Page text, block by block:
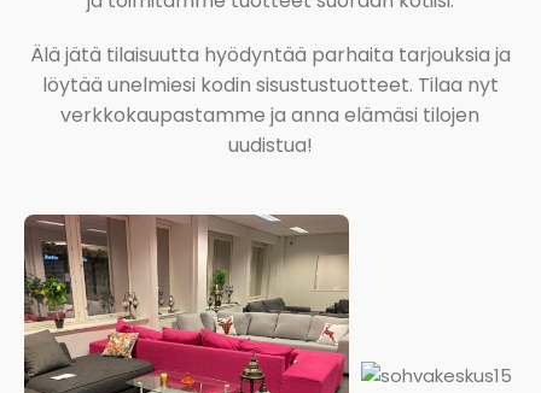
Älä jätä tilaisuutta hyödyntää parhaita tarjouksia ja
löytää unelmiesi kodin sisustustuotteet. Tilaa nyt
verkkokaupastamme ja anna elämäsi tilojen
uudistua!